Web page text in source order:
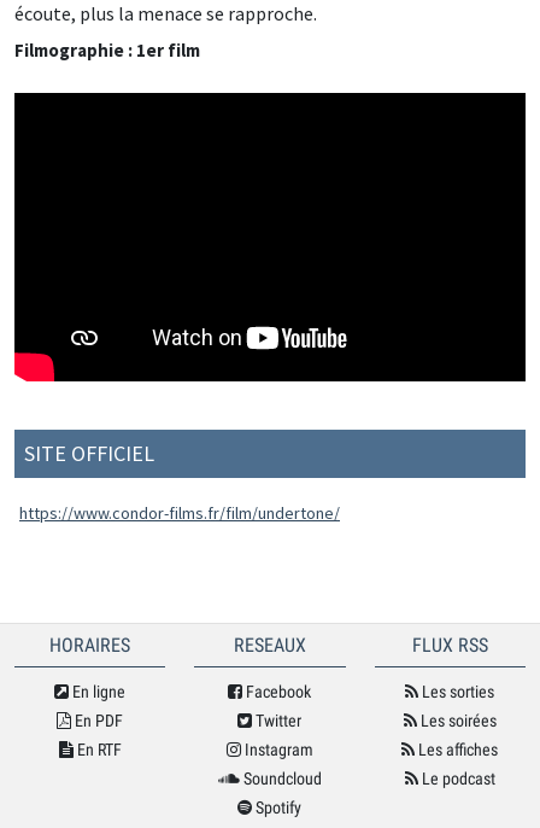
écoute, plus la menace se rapproche.
Filmographie : 1er film
SITE OFFICIEL
https://www.condor-films.fr/film/undertone/
HORAIRES
En ligne
En PDF
En RTF
RESEAUX
Facebook
Twitter
Instagram
Soundcloud
Spotify
FLUX RSS
Les sorties
Les soirées
Les affiches
Le podcast